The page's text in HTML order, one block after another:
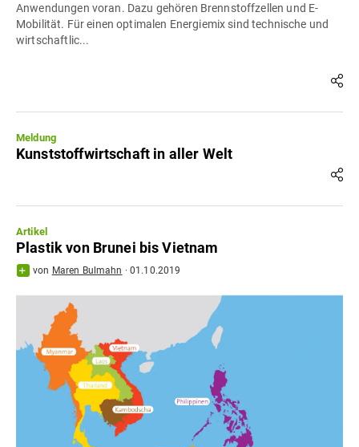
Anwendungen voran. Dazu gehören Brennstoffzellen und E-
Mobilität. Für einen optimalen Energiemix sind technische und
wirtschaftlic...
Meldung
Kunststoffwirtschaft in aller Welt
Artikel
Plastik von Brunei bis Vietnam
von Maren Bulmahn ·01.10.2019